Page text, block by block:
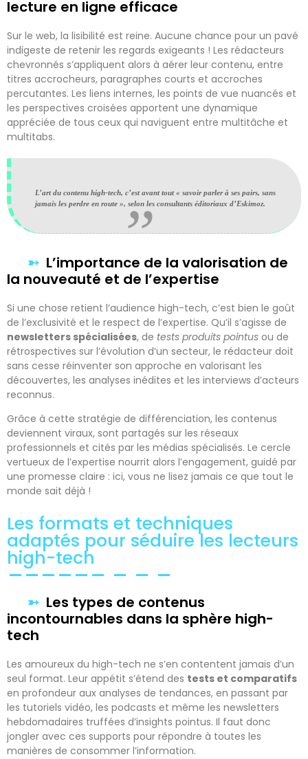
lecture en ligne efficace
Sur le web, la lisibilité est reine. Aucune chance pour un pavé
indigeste de retenir les regards exigeants ! Les rédacteurs
chevronnés s’appliquent alors à aérer leur contenu, entre
titres accrocheurs, paragraphes courts et accroches
percutantes. Les liens internes, les points de vue nuancés et
les perspectives croisées apportent une dynamique
appréciée de tous ceux qui naviguent entre multitâche et
multitabs.
L’art du contenu high-tech, c’est avant tout « savoir parler à ses pairs, sans
jamais les perdre en route », selon les consultants éditoriaux d’Eskimoz.
L’importance de la valorisation de
la nouveauté et de l’expertise
Si une chose retient l’audience high-tech, c’est bien le goût
de l’exclusivité et le respect de l’expertise. Qu’il s’agisse de
newsletters spécialisées, de tests produits pointus ou de
rétrospectives sur l’évolution d’un secteur, le rédacteur doit
sans cesse réinventer son approche en valorisant les
découvertes, les analyses inédites et les interviews d’acteurs
reconnus.
Grâce à cette stratégie de différenciation, les contenus
deviennent viraux, sont partagés sur les réseaux
professionnels et cités par les médias spécialisés. Le cercle
vertueux de l’expertise nourrit alors l’engagement, guidé par
une promesse claire : ici, vous ne lisez jamais ce que tout le
monde sait déjà !
Les formats et techniques
adaptés pour séduire les lecteurs
high-tech
Les types de contenus
incontournables dans la sphère high-
tech
Les amoureux du high-tech ne s’en contentent jamais d’un
seul format. Leur appétit s’étend des tests et comparatifs
en profondeur aux analyses de tendances, en passant par
les tutoriels vidéo, les podcasts et même les newsletters
hebdomadaires truffées d’insights pointus. Il faut donc
jongler avec ces supports pour répondre à toutes les
manières de consommer l’information.